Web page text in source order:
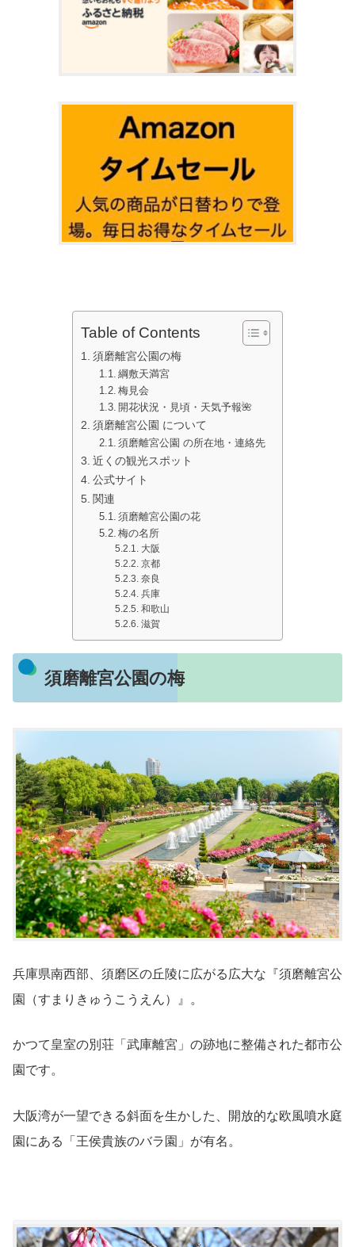
Table of Contents
須磨離宮公園の梅
綱敷天満宮
梅見会
開花状況・見頃・天気予報🌺
須磨離宮公園 について
須磨離宮公園 の所在地・連絡先
近くの観光スポット
公式サイト
関連
須磨離宮公園の花
梅の名所
大阪
京都
奈良
兵庫
和歌山
滋賀
須磨離宮公園の梅
兵庫県南西部、須磨区の丘陵に広がる広大な『須磨離宮公
園（すまりきゅうこうえん）』。
かつて皇室の別荘「武庫離宮」の跡地に整備された都市公
園です。
大阪湾が一望できる斜面を生かした、開放的な欧風噴水庭
園にある「王侯貴族のバラ園」が有名。